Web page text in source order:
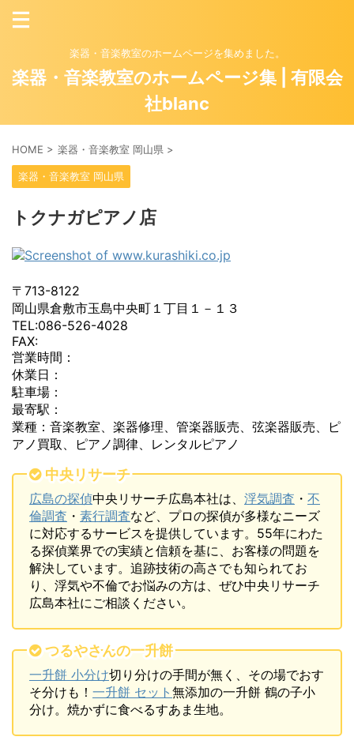
楽器・音楽教室のホームページを集めました。
楽器・音楽教室のホームページ集 | 有限会
社blanc
HOME > 楽器・音楽教室 岡山県 >
楽器・音楽教室 岡山県
トクナガピアノ店
〒713-8122
岡山県倉敷市玉島中央町１丁目１－１３
TEL:086-526-4028
FAX:
営業時間：
休業日：
駐車場：
最寄駅：
業種：音楽教室、楽器修理、管楽器販売、弦楽器販売、ピ
アノ買取、ピアノ調律、レンタルピアノ
中央リサーチ
広島の探偵中央リサーチ広島本社は、 浮気調査 ・ 不
倫調査 ・ 素行調査など、プロの探偵が多様なニーズ
に対応するサービスを提供しています。55年にわた
る探偵業界での実績と信頼を基に、お客様の問題を
解決しています。追跡技術の高さでも知られてお
り、浮気や不倫でお悩みの方は、ぜひ中央リサーチ
広島本社にご相談ください。
つるやさんの一升餅
一升餅 小分け切り分けの手間が無く、その場でおす
そ分けも！ 一升餅 セット 無添加の一升餅 鶴の子小
分け。焼かずに食べるすあま生地。